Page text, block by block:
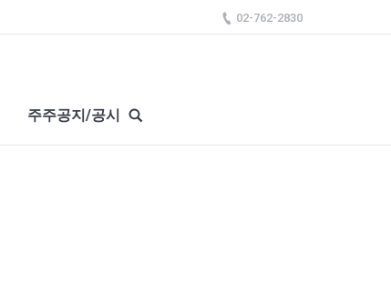
02-762-2830
주주공지/공시